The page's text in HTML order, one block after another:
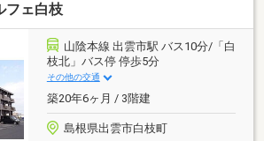
フェ白枝
山陰本線 出雲市駅 バス10分/「白
枝北」バス停 停歩5分
その他の交通
築20年6ヶ月 / 3階建
島根県出雲市白枝町